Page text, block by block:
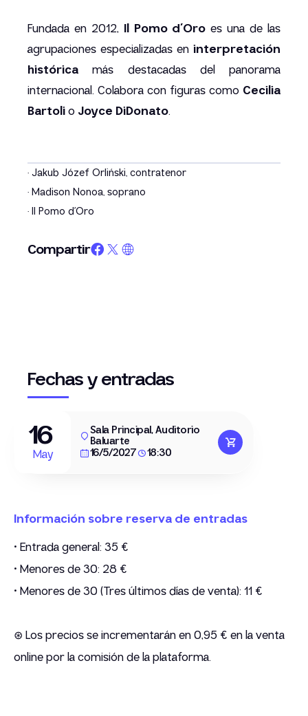
· Jakub Józef Orliński, contratenor
· Madison Nonoa, soprano
· Il Pomo d’Oro
Compartir
Fundada en 2012, Il Pomo d’Oro es una de las
agrupaciones especializadas en interpretación
histórica más destacadas del panorama
internacional. Colabora con figuras como Cecilia
Bartolio Joyce DiDonato.
Fechas y entradas
16
May
Sala Principal, Auditorio
Baluarte
16/5/2027
18:30
Información sobre reserva de entradas
• Entrada general: 35 €
• Menores de 30: 28 €
• Menores de 30 (Tres últimos días de venta): 11 €
⊛ Los precios se incrementarán en 0,95 € en la venta
online por la comisión de la plataforma.